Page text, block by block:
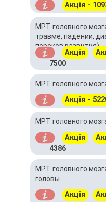
Акція -
МРТ головного
травме, падении,
пороков развития)
Акція
7500
МРТ головного
Акція -
МРТ головного
Акція
4386
МРТ головного
головы
Акція